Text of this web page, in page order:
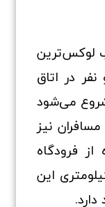
لوکس‌ترین
در اتاق
شب از ۲۶ دلار شروع می‌شود
نیز
از فرودگاه
۱۰ کیلومتر بوده و در ۱ کیلومتری این